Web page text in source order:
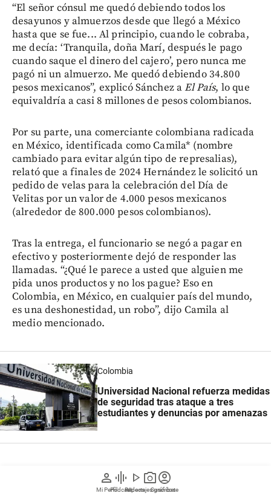
person
Mi Perfil
graphic_eq
Pódcast
play_arrow
Videos
photo_camera
Reportajes gráficos
account_circle
Suscríbete
“El señor cónsul me quedó debiendo todos los
desayunos y almuerzos desde que llegó a México
hasta que se fue... Al principio, cuando le cobraba,
me decía: ‘Tranquila, doña Marí, después le pago
cuando saque el dinero del cajero’, pero nunca me
pagó ni un almuerzo. Me quedó debiendo 34.800
pesos mexicanos”, explicó Sánchez aEl País, lo que
equivaldría a casi 8 millones de pesos colombianos.
Por su parte, una comerciante colombiana radicada
en México, identificada como Camila* (nombre
cambiado para evitar algún tipo de represalias),
relató que a finales de 2024 Hernández le solicitó un
pedido de velas para la celebración del Día de
Velitas por un valor de 4.000 pesos mexicanos
(alrededor de 800.000 pesos colombianos).
Tras la entrega, el funcionario se negó a pagar en
efectivo y posteriormente dejó de responder las
llamadas. “¿Qué le parece a usted que alguien me
pida unos productos y no los pague? Eso en
Colombia, en México, en cualquier país del mundo,
es una deshonestidad, un robo”, dijo Camila al
medio mencionado.
Colombia
Universidad Nacional refuerza medidas
de seguridad tras ataque a tres
estudiantes y denuncias por amenazas
La denuncia por presunta estafa
que avanza en la Fiscalía